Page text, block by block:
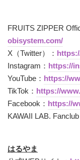
FRUITS ZIPPER
obisystem.com/
X（Twitter）：
Instagram： https://
YouTube： https://
TikTok： https://
Facebook： https://
KAWAII LAB. Fanclub
はるやま